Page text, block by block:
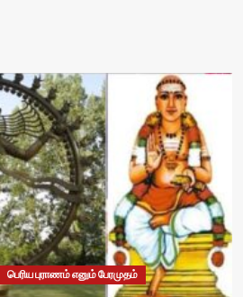
பெரிய புராணம் எனும் பேரமுதம்